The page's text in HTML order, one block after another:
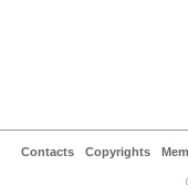
Contacts Copyrights